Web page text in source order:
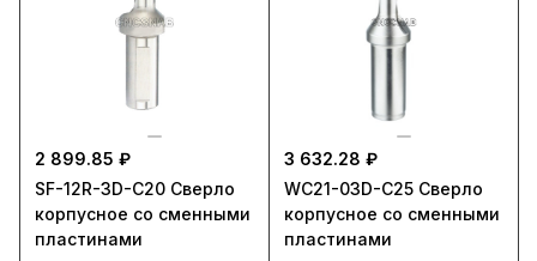
2 899.85 ₽
SF-12R-3D-C20 Сверло
корпусное со сменными
пластинами
3 632.28 ₽
WC21-03D-C25 Сверло
корпусное со сменными
пластинами